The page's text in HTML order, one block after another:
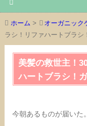
ホーム > オーガニック
ラシ！リファハートブラシ
美髪の救世主！
ハートブラシ！
今朝あるものが届いた。